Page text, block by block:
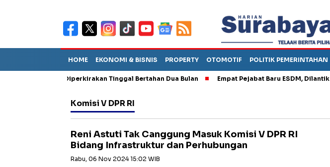
HOME EKONOMI & BISNIS PROPERTY OTOMOTIF POLITIK PEMERINTAHAN
Sebut TPA Diperkirakan Tinggal Bertahan Dua Bulan Empat Pejabat Baru ESDM, Dilantik Bahlil
Komisi V DPR RI
Reni Astuti Tak Canggung Masuk Komisi V DPR RI
Bidang Infrastruktur dan Perhubungan
Rabu, 06 Nov 2024 15:02 WIB